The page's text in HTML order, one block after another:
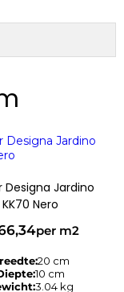
Designa Jardino
KK70 Nero
per m2
20 cm
10 cm
3.04 kg